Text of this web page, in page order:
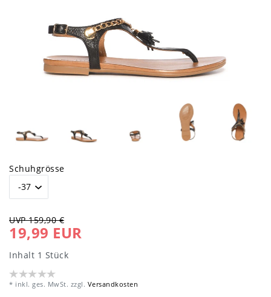
Schuhgrösse
UVP 159,90 €
19,99 EUR
Inhalt 1 Stück
* inkl. ges. MwSt. zzgl. Versandkosten